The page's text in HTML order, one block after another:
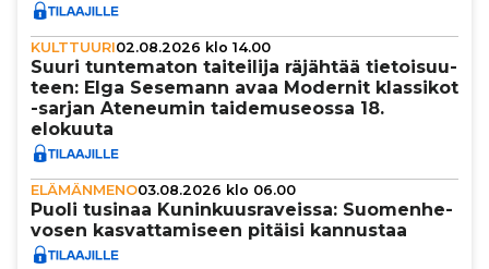
KULTTUURI02.08.2026 klo 14.00
Suuri tun­te­ma­ton tai­tei­lija räjähtää tie­toi­suu­
teen: Elga Sesemann avaa Modernit klassikot
-sarjan Ateneumin tai­de­mu­se­ossa 18.
elokuuta
ELÄMÄNMENO03.08.2026 klo 06.00
Puoli tusinaa Kunin­kuus­ra­veissa: Suo­men­he­
vo­sen kas­vat­ta­mi­seen pitäisi kannustaa